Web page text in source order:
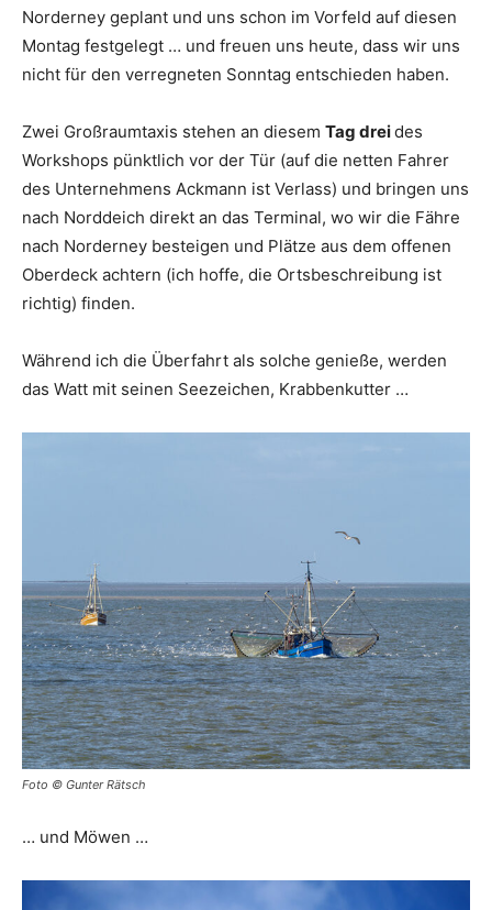
Norderney geplant und uns schon im Vorfeld auf diesen
Montag festgelegt … und freuen uns heute, dass wir uns
nicht für den verregneten Sonntag entschieden haben.
Zwei Großraumtaxis stehen an diesem Tag dreides
Workshops pünktlich vor der Tür (auf die netten Fahrer
des Unternehmens Ackmann ist Verlass) und bringen uns
nach Norddeich direkt an das Terminal, wo wir die Fähre
nach Norderney besteigen und Plätze aus dem offenen
Oberdeck achtern (ich hoffe, die Ortsbeschreibung ist
richtig) finden.
Während ich die Überfahrt als solche genieße, werden
das Watt mit seinen Seezeichen, Krabbenkutter …
Foto © Gunter Rätsch
… und Möwen …